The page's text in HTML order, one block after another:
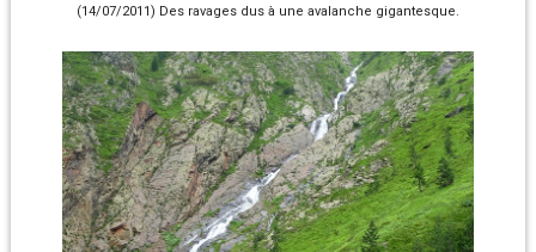
(14/07/2011) Des ravages dus à une avalanche gigantesque.